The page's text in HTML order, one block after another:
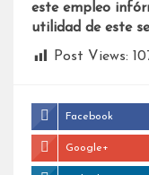
este empleo
utilidad de este
Post Views:
Facebook
Google+